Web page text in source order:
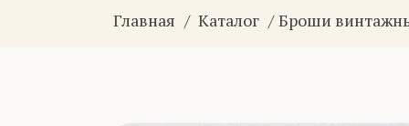
Главная Каталог Броши